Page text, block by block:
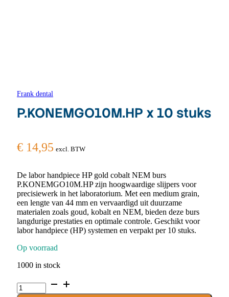
Frank dental
P.KONEMGO10M.HP x 10 stuks
€ 14,95 excl. BTW
De labor handpiece HP gold cobalt NEM burs
P.KONEMGO10M.HP zijn hoogwaardige slijpers voor
precisiewerk in het laboratorium. Met een medium grain,
een lengte van 44 mm en vervaardigd uit duurzame
materialen zoals goud, kobalt en NEM, bieden deze burs
langdurige prestaties en optimale controle. Geschikt voor
labor handpiece (HP) systemen en verpakt per 10 stuks.
Op voorraad
1000 in stock
P.KONEMGO10M.HP
x